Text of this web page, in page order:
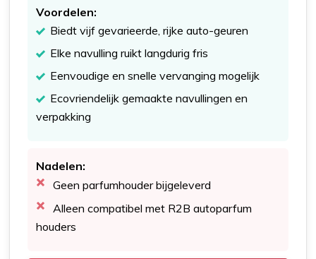
Voordelen:
Biedt vijf gevarieerde, rijke auto-geuren
Elke navulling ruikt langdurig fris
Eenvoudige en snelle vervanging mogelijk
Ecovriendelijk gemaakte navullingen en
verpakking
Nadelen:
Geen parfumhouder bijgeleverd
Alleen compatibel met R2B autoparfum
houders